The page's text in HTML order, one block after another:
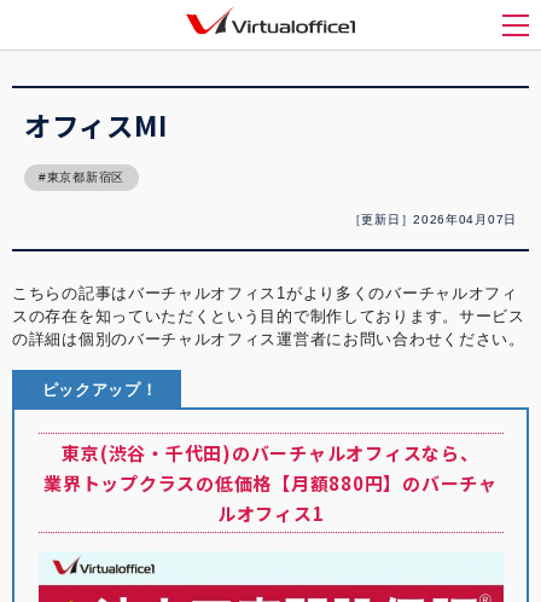
メ
バーチャルオフィス1(Virtualoffice1)
オフィスMI
東京都新宿区
［更新日］2026年04月07日
こちらの記事はバーチャルオフィス1がより多くのバーチャルオフィ
スの存在を知っていただくという目的で制作しております。サービス
の詳細は個別のバーチャルオフィス運営者にお問い合わせください。
ピックアップ！
東京(渋谷・千代田)のバーチャルオフィスなら、
業界トップクラスの低価格【月額880円】のバーチャ
ルオフィス1